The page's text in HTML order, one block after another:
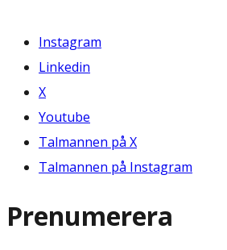
Instagram
Linkedin
X
Youtube
Talmannen på X
Talmannen på Instagram
Prenumerera